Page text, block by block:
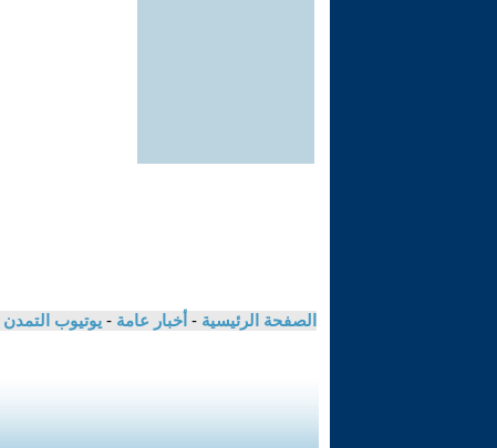
الصفحة الرئيسية - أخبار عامة - يوتيوب التمدن